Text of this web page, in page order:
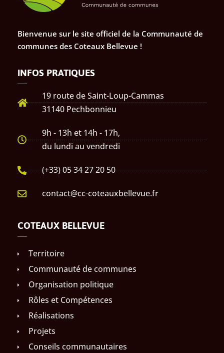
Bienvenue sur le site officiel de la Communauté de
communes des Coteaux Bellevue !
INFOS PRATIQUES
19 route de Saint-Loup-Cammas
31140 Pechbonnieu
9h - 13h et 14h - 17h,
du lundi au vendredi
(+33) 05 34 27 20 50
contact@cc-coteauxbellevue.fr
COTEAUX BELLEVUE
Territoire
Communauté de communes
Organisation politique
Rôles et Compétences
Réalisations
Projets
Conseils communautaires